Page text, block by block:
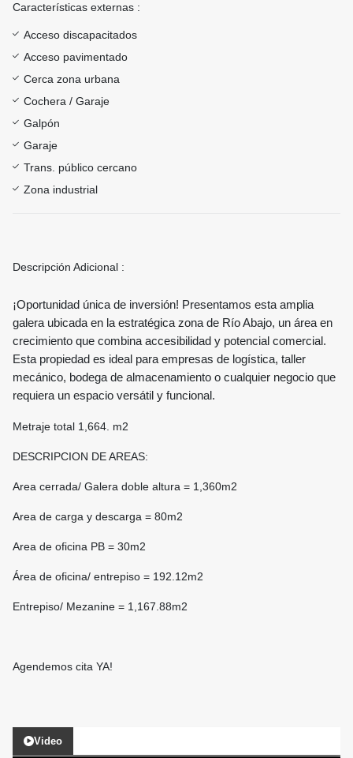
Características externas :
Acceso discapacitados
Acceso pavimentado
Cerca zona urbana
Cochera / Garaje
Galpón
Garaje
Trans. público cercano
Zona industrial
Descripción Adicional :
¡Oportunidad única de inversión! Presentamos esta amplia
galera ubicada en la estratégica zona de Río Abajo, un área en
crecimiento que combina accesibilidad y potencial comercial.
Esta propiedad es ideal para empresas de logística, taller
mecánico, bodega de almacenamiento o cualquier negocio que
requiera un espacio versátil y funcional.
Metraje total 1,664. m2
DESCRIPCION DE AREAS:
Area cerrada/ Galera doble altura = 1,360m2
Area de carga y descarga = 80m2
Area de oficina PB = 30m2
Área de oficina/ entrepiso = 192.12m2
Entrepiso/ Mezanine = 1,167.88m2
Agendemos cita YA!
Video